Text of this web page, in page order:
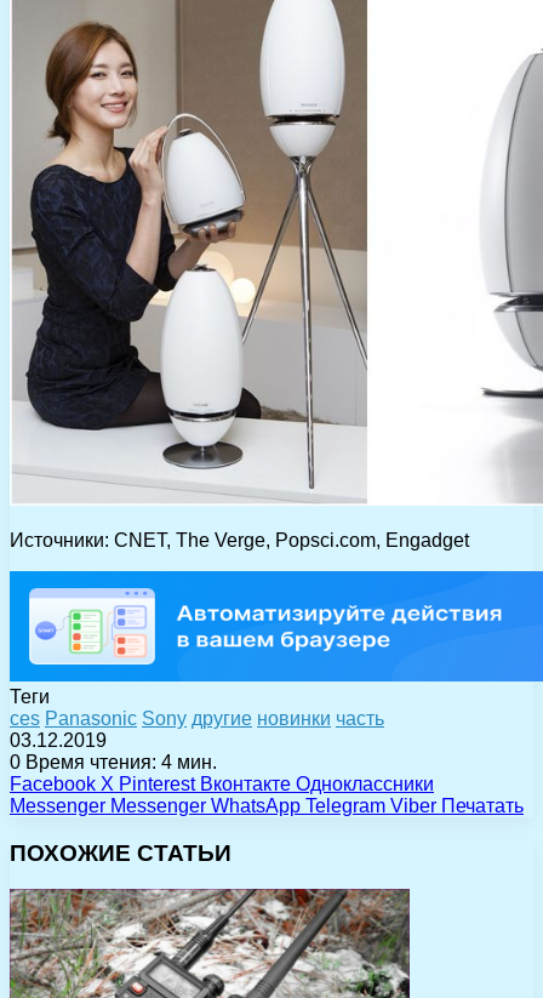
Источники: CNET, The Verge, Popsсi.com, Engadget
Теги
ces Panasonic Sony другие новинки часть
03.12.2019
0 Время чтения: 4 мин.
Facebook X Pinterest Вконтакте Одноклассники
Messenger Messenger WhatsApp Telegram Viber Печатать
ПОХОЖИЕ СТАТЬИ